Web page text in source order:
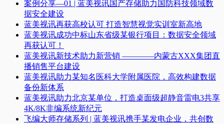
案例分享—01 | 蓝美视讯国产存储助力国防科技领域数
据安全建设
蓝美视讯再获高校认可 打造智慧视觉实训室新高地
蓝美视讯成功中标山东省级某银行项目：数据安全领域
再获认可！
蓝美视讯新技术助力新营销 ————内蒙古XXX集团直
播销售平台建设
蓝美视讯助力某知名医科大学附属医院，高效构建数据
备份新体系
蓝美视讯助力北京某单位，打造桌面级超静音雷电3共享
4K/8K非编系统新纪元
飞编大师存储系列 | 蓝美视讯携手某发电企业，共创数